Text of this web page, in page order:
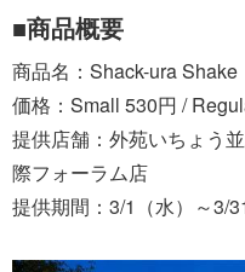
■商品概要
商品名：Shack-ura Shake
価格：Small 530円 /
提供店舗：外苑いちょう
際フォーラム店
提供期間：3/1（水）～3/